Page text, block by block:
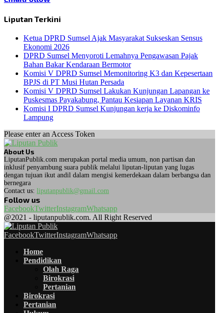
Liputan Terkini
Ketua DPRD Sumsel Ajak Masyarakat Sukseskan Sensus
Ekonomi 2026
DPRD Sumsel Menyoroti Lemahnya Pengawasan Pajak
Bahan Bakar Kendaraan Bermotor
Komisi V DPRD Sumsel Memonitoring K3 dan Kepesertaan
BPJS di PT Musi Hutan Persada
Komisi V DPRD Sumsel Lakukan Kunjungan Lapangan ke
Puskesmas Payakabung, Pantau Kesiapan Layanan KRIS
Komisi I DPRD Sumsel Kunjungan kerja ke Diskominfo
Lampung
Please enter an Access Token
About Us
LiputanPublik.com merupakan portal media umum, non partisan dan
inklusif penyambung suara publik melalui liputan-liputan yang lugas
dengan tujuan ikut andil dalam mengisi kemerdekaan dalam berbangsa dan
bernegara
Contact us: liputanpublik@gmail.com
Follow us
FacebookTwitterInstagramWhatsapp
@2021 - liputanpublik.com. All Right Reserved
FacebookTwitterInstagramWhatsapp
Home
Pendidikan
Olah Raga
Birokrasi
Pertanian
Birokrasi
Pertanian